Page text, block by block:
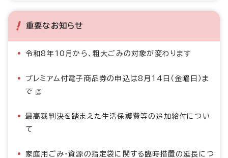
重要なお知らせ
令和8年10月から、粗大ごみの対象が変わります
プレミアム付電子商品券の申込は8月14日（金曜日）ま
で
最高裁判決を踏まえた生活保護費等の追加給付につい
て
家庭用ごみ・資源の指定袋に関する臨時措置の延長につ